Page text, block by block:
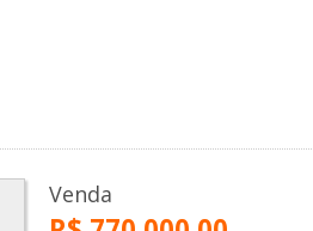
Venda